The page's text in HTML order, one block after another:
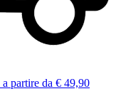
a partire da € 49,90